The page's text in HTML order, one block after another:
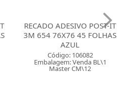
RECADO ADESIVO POST-IT
3M 654 76X76 45 FOLHAS
AZUL
Código: 106082
Embalagem: Venda BL\1
Master CM\12